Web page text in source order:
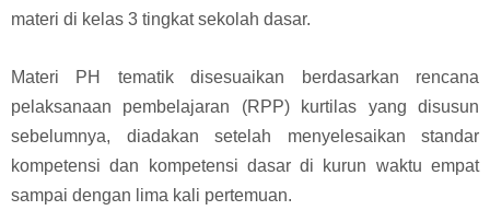
materi di kelas 3 tingkat sekolah dasar.
Materi PH tematik disesuaikan berdasarkan rencana
pelaksanaan pembelajaran (RPP) kurtilas yang disusun
sebelumnya, diadakan setelah menyelesaikan standar
kompetensi dan kompetensi dasar di kurun waktu empat
sampai dengan lima kali pertemuan.